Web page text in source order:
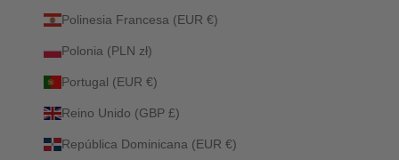
Polinesia Francesa (EUR €)
Polonia (PLN zł)
Portugal (EUR €)
Reino Unido (GBP £)
República Dominicana (EUR €)